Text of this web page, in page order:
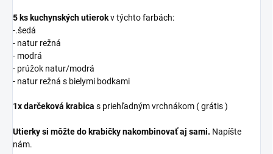
5 ks kuchynských utierokv týchto farbách:
-.šedá
- natur režná
- modrá
- prúžok natur/modrá
- natur režná s bielymi bodkami
1x darčeková krabica s priehľadným vrchnákom ( grátis )
Utierky si môžte do krabičky nakombinovať aj sami. Napíšte
nám.